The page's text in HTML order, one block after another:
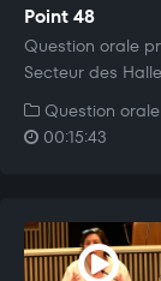
Point 48
Question orale
Secteur des
Question orale
00:15:43